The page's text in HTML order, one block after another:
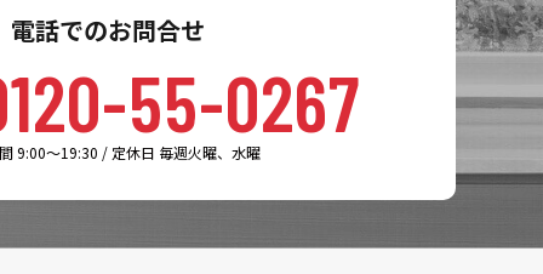
電話でのお問合せ
55-0267
9:00～19:30 / 定休日 毎週火曜、水曜